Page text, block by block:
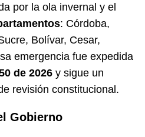
por la ola invernal y el
: Córdoba,
Bolívar, Cesar,
emergencia fue expedida
de 2026 y sigue un
revisión constitucional.
Gobierno